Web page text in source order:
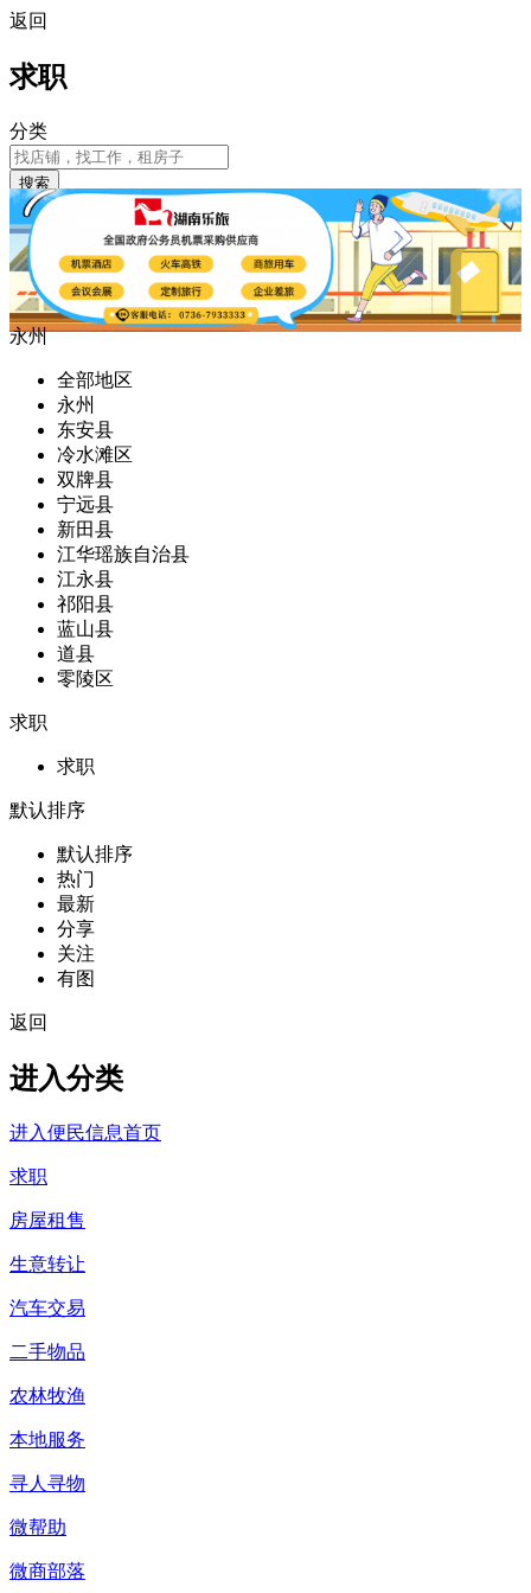
返回
求职
分类
搜索
永州
全部地区
永州
东安县
冷水滩区
双牌县
宁远县
新田县
江华瑶族自治县
江永县
祁阳县
蓝山县
道县
零陵区
求职
求职
默认排序
默认排序
热门
最新
分享
关注
有图
返回
进入分类
进入便民信息首页
求职
房屋租售
生意转让
汽车交易
二手物品
农林牧渔
本地服务
寻人寻物
微帮助
微商部落